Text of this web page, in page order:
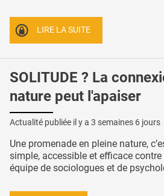
LIRE LA SUITE
SOLITUDE ? La
nature peut l'apaiser
Actualité publiée il y a 3 semaines 6 jours
Une promenade en pleine nature,
simple, accessible et efficace
équipe de sociologues et de